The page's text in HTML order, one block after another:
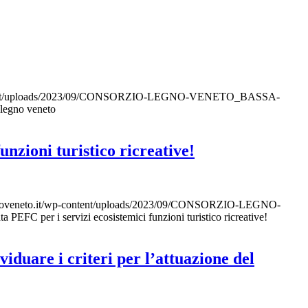
uploads/2023/09/CONSORZIO-LEGNO-VENETO_BASSA-
veneto
turistico ricreative!
wp-content/uploads/2023/09/CONSORZIO-LEGNO-
PEFC per i servizi ecosistemici funzioni turistico ricreative!
i criteri per l’attuazione del